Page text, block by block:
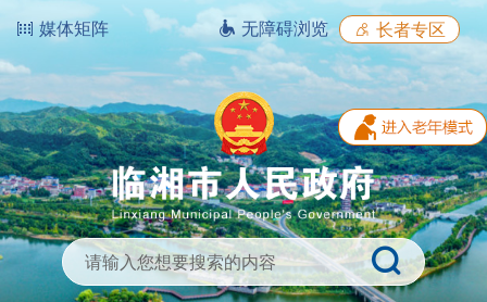
媒体矩阵 无障碍浏览 长者专区